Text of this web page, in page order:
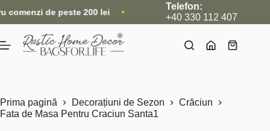
la
conținut
de peste 200 lei • Nou: Acum livrăm și internațional, direct
Telefon:
+40 330 112 407
Coș
Prima pagină Decorațiuni de Sezon
Crăciun
Fata de Masa Pentru Craciun Santa1